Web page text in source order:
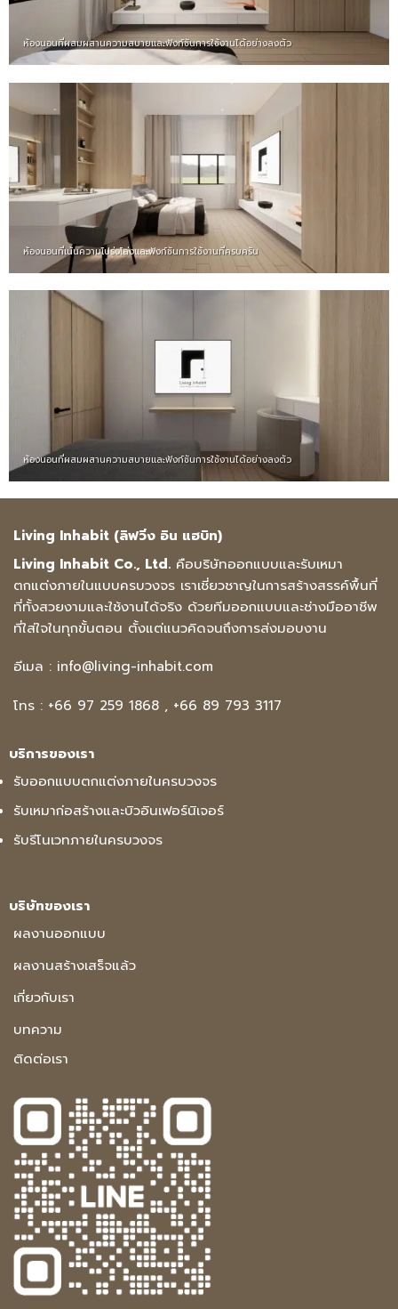
ห้องนอนที่ผสมผสานความสบายและฟังก์ชันการใช้งานได้อย่างลงตัว
ห้องนอนที่เน้นความโปร่งโล่งและฟังก์ชันการใช้งานที่ครบครัน
ห้องนอนที่ผสมผสานความสบายและฟังก์ชันการใช้งานได้อย่างลงตัว
Living Inhabit (ลิฟวิ่ง อิน แฮบิท)
Living Inhabit Co., Ltd. คือบริษัทออกแบบและรับเหมา
ตกแต่งภายในแบบครบวงจร เราเชี่ยวชาญในการสร้างสรรค์พื้นที่
ที่ทั้งสวยงามและใช้งานได้จริง ด้วยทีมออกแบบและช่างมืออาชีพ
ที่ใส่ใจในทุกขั้นตอน ตั้งแต่แนวคิดจนถึงการส่งมอบงาน
อีเมล : info@living-inhabit.com
โทร : +66 97 259 1868 , +66 89 793 3117
ริการของเรา
รับออกแบบตกแต่งภายในครบวงจร
รับเหมาก่อสร้างและบิวอินเฟอร์นิเจอร์
รับรีโนเวทภายในครบวงจร
ริษัทของเรา
ผลงานออกแบบ
ผลงานสร้างเสร็จแล้ว
เกี่ยวกับเรา
บทความ
ติดต่อเรา